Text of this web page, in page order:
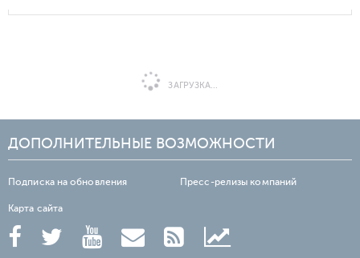
ЗАГРУЗКА...
ДОПОЛНИТЕЛЬНЫЕ ВОЗМОЖНОСТИ
Подписка на обновления Пресс-релизы компаний
Карта сайта